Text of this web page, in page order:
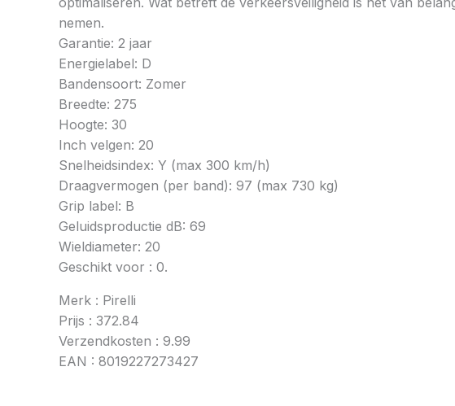
nemen.
Garantie: 2 jaar
Energielabel: D
Bandensoort: Zomer
Breedte: 275
Hoogte: 30
Inch velgen: 20
Snelheidsindex: Y (max 300 km/h)
Draagvermogen (per band): 97 (max 730 kg)
Grip label: B
Geluidsproductie dB: 69
Wieldiameter: 20
Geschikt voor : 0.
Merk : Pirelli
Prijs : 372.84
Verzendkosten : 9.99
EAN : 8019227273427